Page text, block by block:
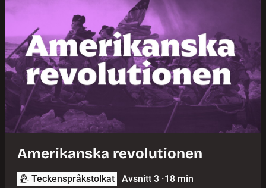
Amerikanska revolutionen
Teckenspråkstolkat Avsnitt 3 ·18 min